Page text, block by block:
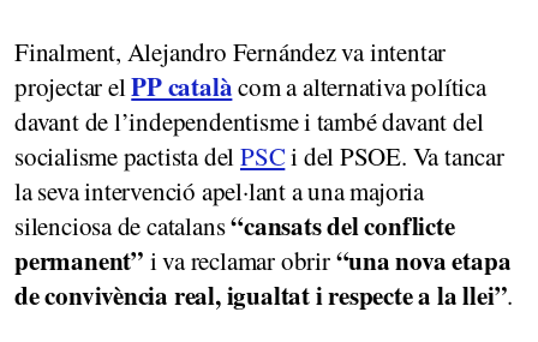
Finalment, Alejandro Fernández va intentar
projectar elPP catalàcom a alternativa política
davant de l’independentisme i també davant del
socialisme pactista delPSCi del PSOE. Va tancar
la seva intervenció apel·lant a una majoria
silenciosa de catalans“cansats del conflicte
permanent” i va reclamar obrir“una nova etapa
de convivència real, igualtat i respecte a la llei”.